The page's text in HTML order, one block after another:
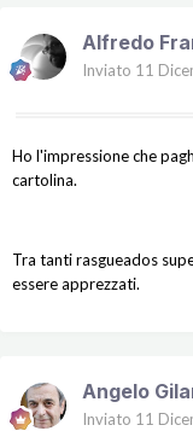
Alfredo
Inviato 11
Ho l'impressione che
cartolina.
Tra tanti rasgueados
essere apprezzati.
Angelo
Inviato 11